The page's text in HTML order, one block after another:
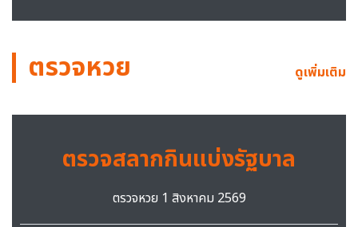
ตรวจหวย ดูเพิ่มเติม
ตรวจสลากกินแบ่งรัฐบาล
ตรวจหวย 1 สิงหาคม 2569